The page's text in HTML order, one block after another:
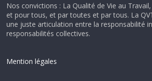
Nos convictions : La Qualité de Vie au
et pour tous, et par toutes et par tous. La
une juste articulation entre la responsabilité
responsabilités collectives.
Mention légales